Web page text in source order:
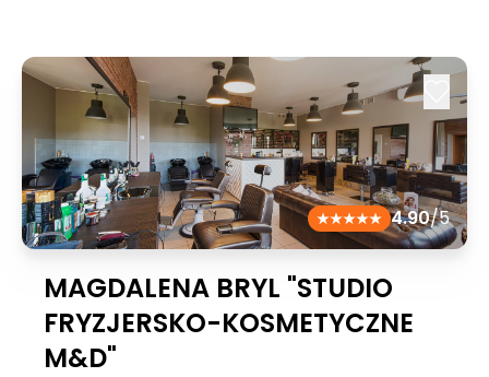
4.90/5
MAGDALENA BRYL "STUDIO
FRYZJERSKO-KOSMETYCZNE
M&D"